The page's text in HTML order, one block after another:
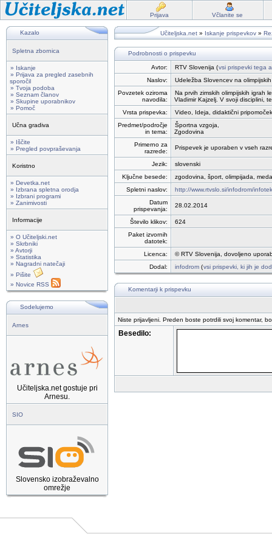
Prijava Včlanite se
Kazalo
Spletna zbornica
» Iskanje
» Prijava za pregled zasebnih
sporočil
» Tvoja podoba
» Seznam članov
» Skupine uporabnikov
» Pomoč
Učna gradiva
» Iščite
» Pregled povpraševanja
Koristno
» Devetka.net
» Izbrana spletna orodja
» Izbrani programi
» Zanimivosti
Informacije
» O Učiteljski.net
» Skrbniki
» Avtorji
» Statistika
» Nagradni natečaji
» Pišite
» Novice RSS
Sodelujemo
Arnes
Učiteljska.net gostuje pri
Arnesu.
SIO
Slovensko izobraževalno
omrežje
Učiteljska.net » Iskanje prispevkov »
Podrobnosti o prispevku
Avtor: RTV Slovenija (vsi prispevki tega
Naslov:
Udeležba Slovencev na
Povzetek oziroma
navodila:
Na prvih zimskih olimpijskih igrah
Vladimir Kajzelj. V svoji disciplini,
Vrsta prispevka:
Video, Ideja, didaktični
Predmet/področje
in tema:
Športna vzgoja,
Zgodovina
Primerno za
razrede:
Prispevek je uporaben v vseh
Jezik:
slovenski
Ključne besede:
zgodovina, šport, olimpijada,
Spletni naslov:
http://www.rtvslo.si/infodrom/
Datum
prispevanja:
28.02.2014
Število klikov:
624
Paket izvornih
datotek:
Licenca:
© RTV Slovenija, dovoljeno
Dodal:
infodrom (vsi prispevki, ki jih je
Komentarji k prispevku
Niste prijavljeni. Preden boste potrdili svoj komentar,
Besedilo: